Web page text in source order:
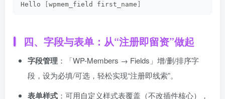
Hello wpmem_field first_name
四、字段与表单：从“注册即留资”做起
字段管理 ：「WP-Members → Fields」增/删/排序字
段，设为必填/可选，轻松实现“注册即线索”。
表单样式 ：可用自定义样式表覆盖（不改插件核心），